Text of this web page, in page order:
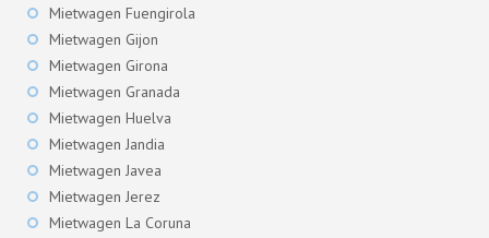
Mietwagen Fuengirola
Mietwagen Gijon
Mietwagen Girona
Mietwagen Granada
Mietwagen Huelva
Mietwagen Jandia
Mietwagen Javea
Mietwagen Jerez
Mietwagen La Coruna